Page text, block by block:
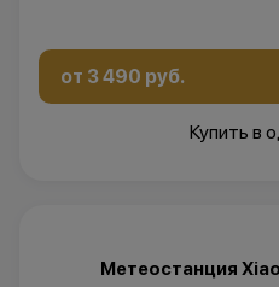
от 3 490 руб.
Купить в
Метеостанция